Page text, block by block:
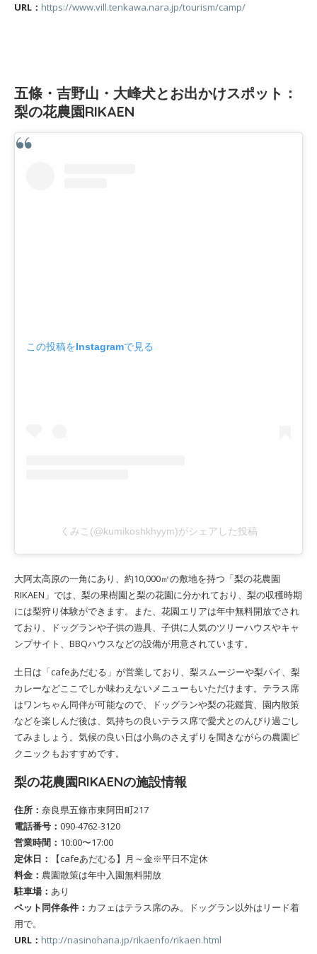
URL： https://www.vill.tenkawa.nara.jp/tourism/camp/
五條・吉野山・大峰犬とお出かけスポット：
梨の花農園RIKAEN
この投稿をInstagramで見る
くみこ(@kumikoshkhyym)がシェアした投稿
大阿太高原の一角にあり、約10,000㎡の敷地を持つ「梨の花農園
RIKAEN」では、梨の果樹園と梨の花園に分かれており、梨の収穫時期
には梨狩り体験ができます。また、花園エリアは年中無料開放でされ
ており、ドッグランや子供の遊具、子供に人気のツリーハウスやキャ
ンプサイト、BBQハウスなどの設備が用意されています。
土日は「cafeあだむる」が営業しており、梨スムージーや梨パイ、梨
カレーなどここでしか味わえないメニューもいただけます。テラス席
はワンちゃん同伴が可能なので、ドッグランや梨の花鑑賞、園内散策
などを楽しんだ後は、気持ちの良いテラス席で愛犬とのんびり過ごし
てみましょう。気候の良い日は小鳥のさえずりを聞きながらの農園ピ
クニックもおすすめです。
梨の花農園RIKAENの施設情報
住所： 奈良県五條市東阿田町217
電話番号： 090-4762-3120
営業時間： 10:00〜17:00
定休日：
【cafeあだむる】月～金※平日不定休
料金： 農園散策は年中入園無料開放
駐車場： あり
ペット同伴条件： カフェはテラス席のみ。ドッグラン以外はリード着
用で。
URL： http://nasinohana.jp/rikaenfo/rikaen.html